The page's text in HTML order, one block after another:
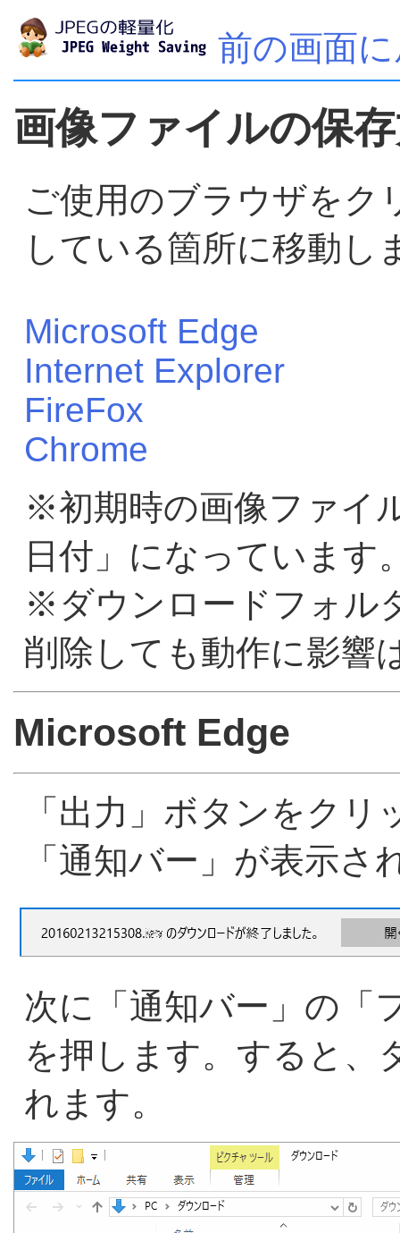
前の画面
画像ファイルの保
ご使用のブラウザをク
している箇所に移動し
Microsoft Edge
Internet Explorer
FireFox
Chrome
※初期時の画像ファイ
日付」になっています
※ダウンロードフォル
削除しても動作に影響
Microsoft Edge
「出力」ボタンをク
「通知バー」が表示さ
次に「通知バー」の「
を押します。すると、
れます。